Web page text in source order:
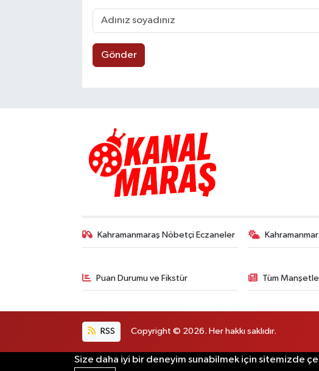
Gönder
Kahramanmaraş Nöbetçi Eczaneler
Puan Durumu ve Fikstür Tüm
RSS Copyright © 2026. Her hakkı saklıdır.
Size daha iyi bir deneyim sunabilmek için sitemizde